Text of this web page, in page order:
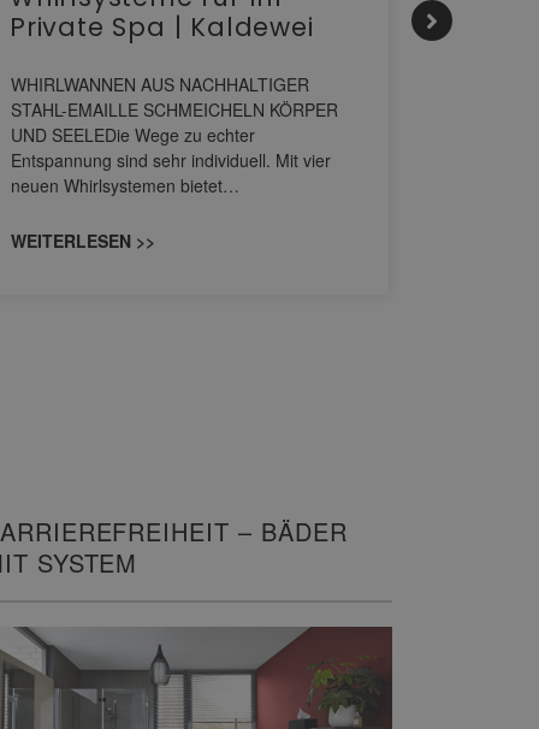
Private Spa | Kaldewei
WHIRLWANNEN AUS NACHHALTIGER
STAHL-EMAILLE SCHMEICHELN KÖRPER
UND SEELEDie Wege zu echter
Entspannung sind sehr individuell. Mit vier
neuen Whirlsystemen bietet…
WEITERLESEN >>
– BÄDER
SYSTEM